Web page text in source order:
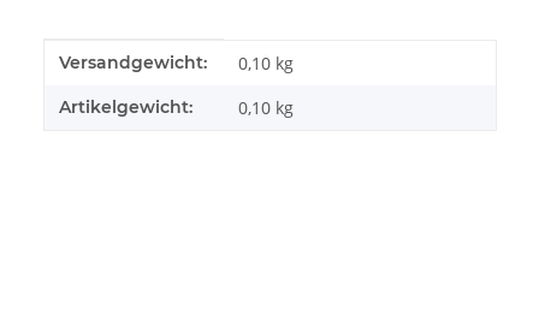
Produkteigenschaft
Wert
Versandgewicht: 0,10 kg
Artikelgewicht: 0,10 kg